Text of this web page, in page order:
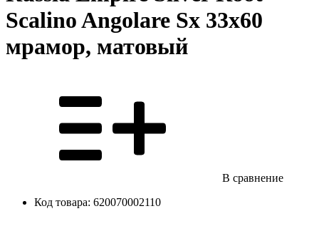
Scalino Angolare Sx 33x60
мрамор, матовый
В сравнение
Код товара: 620070002110